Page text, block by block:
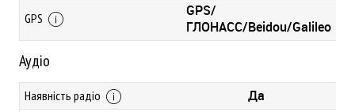
GPS
GPS/
ГЛОНАСС/Beidou/Galileo
Аудіо
Наявність радіо Да